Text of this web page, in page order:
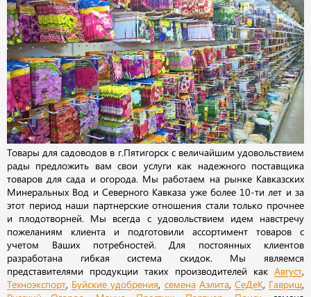
Товары для садоводов в г.Пятигорск с величайшим удовольствием
рады предложить вам свои услуги как надежного поставщика
товаров для сада и огорода. Мы работаем на рынке Кавказских
Минеральных Вод и Северного Кавказа уже более 10-ти лет и за
этот период наши партнерские отношения стали только прочнее
и плодотворней. Мы всегда с удовольствием идем навстречу
пожеланиям клиента и подготовили ассортимент товаров с
учетом Ваших потребностей. Для постоянных клиентов
разработана гибкая система скидок. Мы являемся
представителями продукции таких производителей как Август
Техноэкспорт Буйские удобрения семена Аэлита, СеДеК Гавриш